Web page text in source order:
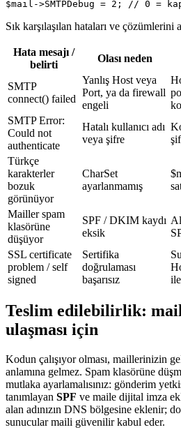
$mail->SMTPDebug = 2; // 0 =
Sık karşılaşılan hataları ve çözümlerini
Hata mesajı /
belirti
Olası neden
SMTP
connect() failed
Yanlış Host veya
Port, ya da firewall
engeli
SMTP Error:
Could not
authenticate
Hatalı kullanıcı adı
veya şifre
Türkçe
karakterler
bozuk
görünüyor
CharSet
ayarlanmamış
Mailler spam
klasörüne
düşüyor
SPF / DKIM kaydı
eksik
SSL certificate
problem / self
signed
Sertifika
doğrulaması
başarısız
Teslim edilebilirlik:
ulaşması için
Kodun çalışıyor olması, maillerinizin
anlamına gelmez. Spam klasörüne
mutlaka ayarlamalısınız: gönderim
tanımlayan SPF ve maile dijital imza
alan adınızın DNS bölgesine eklenir;
sunucular maili güvenilir kabul eder.